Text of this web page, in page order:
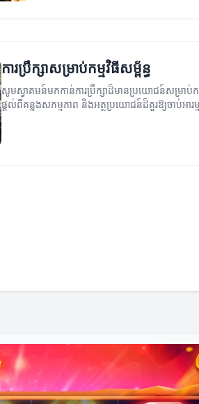
ការប្រឹក្សាសម្រាប់កម្មវិធីសម្ព័ន្ធ
សូមស្វាគមន៍មកកាន់ការប្រឹក្សាដ៏មានប្រយោជន៍សម្រាប់កម្
ផ្តល់ពីគន្លងសកម្មភាព និងអត្ថប្រយោជន៍ដ៏គួរឱ្យចាប់អារ